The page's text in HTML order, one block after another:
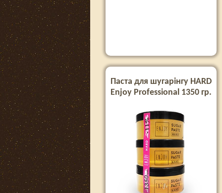
Паста для шугарінгу HARD
Enjoy Professional 1350 гр.